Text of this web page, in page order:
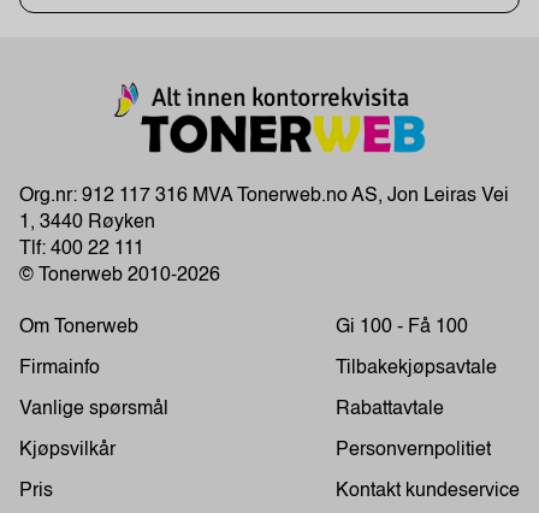
Org.nr: 912 117 316 MVA Tonerweb.no AS, Jon Leiras Vei
1, 3440 Røyken
Tlf: 400 22 111
© Tonerweb 2010-2026
Om Tonerweb
Firmainfo
Vanlige spørsmål
Kjøpsvilkår
Pris
Gi 100 - Få 100
Tilbakekjøpsavtale
Rabattavtale
Personvernpolitiet
Kontakt kundeservice